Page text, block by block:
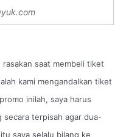
rasakan saat membeli tiket
kami mengandalkan tiket
inilah, saya harus
terpisah agar dua-
saya selalu bilang ke